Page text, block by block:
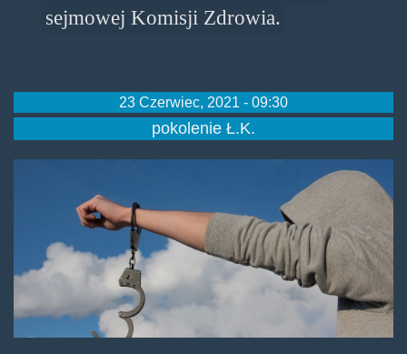
sejmowej Komisji Zdrowia.
23 Czerwiec, 2021 - 09:30
pokolenie Ł.K.